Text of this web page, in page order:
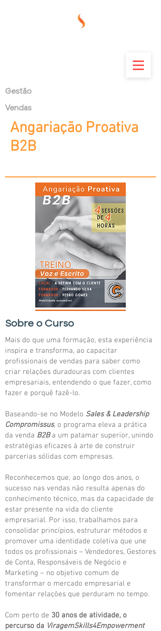
Gestão
Vendas
Angariação Proativa
B2B
Sobre o Curso
Mais do que uma formação, esta experiência
inspira e transforma, ao capacitar
profissionais de vendas para saber como
criar relações duradouras com clientes
empresariais, entendendo o que fazer, como
fazer e porquê fazê-lo.
Baseando-se no Modelo Sales & Leadership
Compromissus, o programa eleva a prática
da venda B2Ba um patamar superior, unindo
estratégias eficazes à arte de construir
parcerias sólidas com empresas.
Reconhecemos que, ao longo dos anos, o
sucesso nas vendas não resulta apenas do
conhecimento técnico, mas da capacidade de
estar presente na vida do cliente
empresarial. Por isso, trabalhamos para
consolidar princípios, estruturar métodos e
promover uma identidade coletiva que une
todos os profissionais – Vendedores, Gestores
de Conta, Responsáveis de Negócio e
Marketing – no objetivo comum de
transformar o mercado empresarial e
fomentar relações que perduram no tempo.
Com perto de 30 anos de atividade, o
percurso da ViragemSkills4Empowerment